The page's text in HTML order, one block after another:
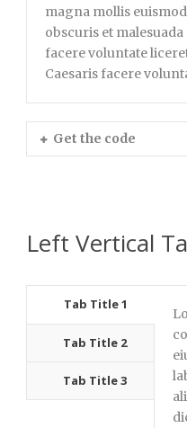
magna mollis
obscuris et
facere voluntate
Caesaris facere
Get the code
Left Vertical
Tab Title 1
Tab Title 2
Tab Title 3